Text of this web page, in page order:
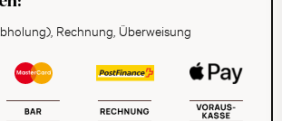
Rechnung, Überweisung